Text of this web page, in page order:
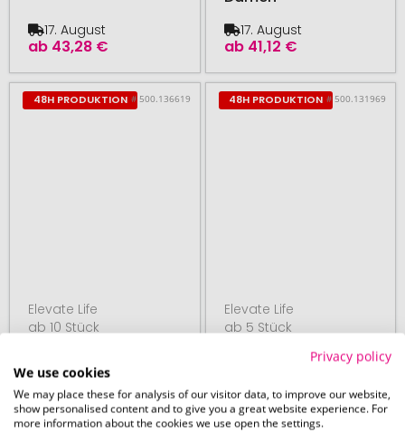
ab 43,28 €
17. August
ab 41,12 €
17. August
48H PRODUKTION # 500.136619
Elevate Life
ab 10 Stück
mit
Rundhalsausschnitt
Unisex
48H PRODUKTION # 500.131969
Elevate Life
ab 5 Stück
für Herren
Privacy policy
We use cookies
We may place these for analysis of our visitor data, to improve our website,
show personalised content and to give you a great website experience. For
more information about the cookies we use open the settings.